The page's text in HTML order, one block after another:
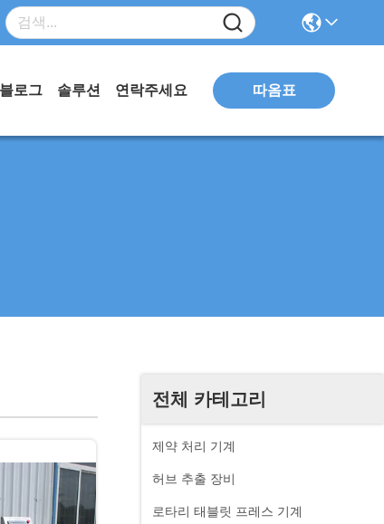
블로그 솔루션 연락주세요 따옴표
전체 카테고리
제약 처리 기계
허브 추출 장비
로타리 태블릿 프레스 기계